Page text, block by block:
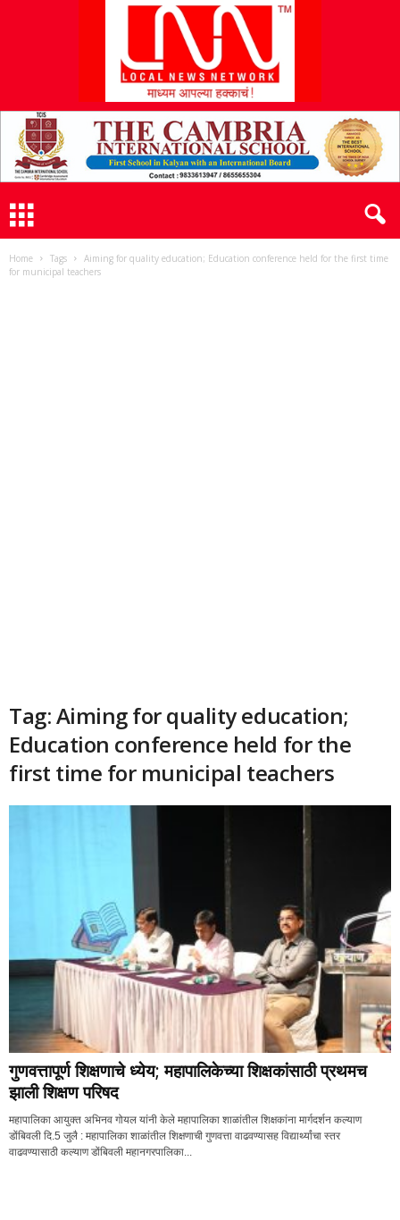
Home Tags
Aiming for quality education; Education conference held for the first time
for municipal teachers
Tag: Aiming for quality education;
Education conference held for the
first time for municipal teachers
गुणवत्तापूर्ण शिक्षणाचे ध्येय; महापालिकेच्या शिक्षकांसाठी प्रथमच
झाली शिक्षण परिषद
महापालिका आयुक्त अभिनव गोयल यांनी केले महापालिका शाळांतील शिक्षकांना मार्गदर्शन कल्याण
डोंबिवली दि.5 जुलै : महापालिका शाळांतील शिक्षणाची गुणवत्ता वाढवण्यासह विद्यार्थ्यांचा स्तर
वाढवण्यासाठी कल्याण डोंबिवली महानगरपालिका...